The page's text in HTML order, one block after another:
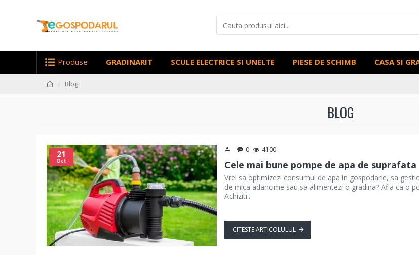
Produse GRADINARIT SCULE ELECTRICE SI UNELTE PIESE DE SCHIMB CASA SI
Blog
BLOG
21
Oct
0 4100
Cele mai bune pompe de apa de suprafata
Vrei sa optimizezi consumul de apa in gospodarie, sa
de mica adancime sau sa alimentezi o gradina? Afla ca o
Achiziti..
CITESTE ARTICOLULUL